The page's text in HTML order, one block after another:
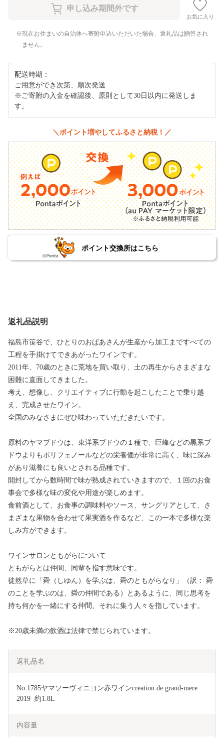
お気に入り
現在お住まいの自治体へ寄附申込いただいた場合、返礼品は贈答され
ません。
配送時期：
ご用意ができ次第、順次発送
※ご寄附の入金を確認後、原則として30日以内に発送しま
す。
＼ポイント増やしてふるさと納税！／
ポイント交換所はこちら
返礼品説明
福島市笹谷で、ひとりのおばあさんが生産から加工まですべての
工程を手掛けてできあがったワインです。
2011年、70歳のときに荒地を買い取り、土の再生からさまざまな
困難に直面してきました。
考え、想像し、クリエイティブに行動を起こしたことで乗り越
え、完成させたワイン。
全国のみなさまにぜひ味わっていただきたいです。
原料のヤマブドウは、東洋系ブドウの１種で、巨峰などの黒系ブ
ドウよりもポリフェノールなどの栄養価が非常に高く、味に深み
があり滋養にも良いとされる品種です。
開封してから数時間で味が熟成されていきますので、１回のお食
事会で多様な味の変化や用途が楽しめます。
食前酒として、お食事の調味料やソース、サングリアとして、さ
まざまな果物を合わせて果実酒を作るなど、この一本で多様な楽
しみ方ができます。
ワインサロンともがらについて
ともがらとは仲間、同輩を指す意味です。
徒然草に「舜（しゆん）を学ぶは、舜のともがらなり」（訳： 舜
のことを学ぶのは、舜の仲間である）とあるように、同じ思考を
持ち何かを一緒にする仲間、それに集う人々を指しています。
※20歳未満の飲酒は法律で禁じられています。
返礼品名
No.1785ヤマソーヴィニヨン赤ワインcreation de grand-mere
2019  約1.8L
内容量